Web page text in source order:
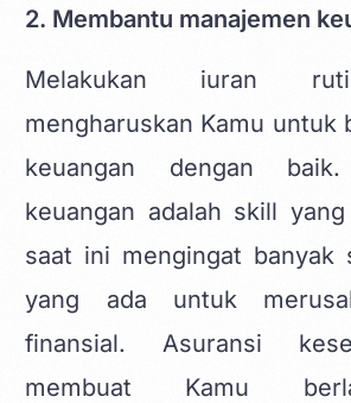
2. Membantu manajemen
Melakukan iuran
mengharuskan Kamu untuk
keuangan dengan baik.
keuangan adalah skill
saat ini mengingat banyak
yang ada untuk
finansial. Asuransi
membuat Kamu